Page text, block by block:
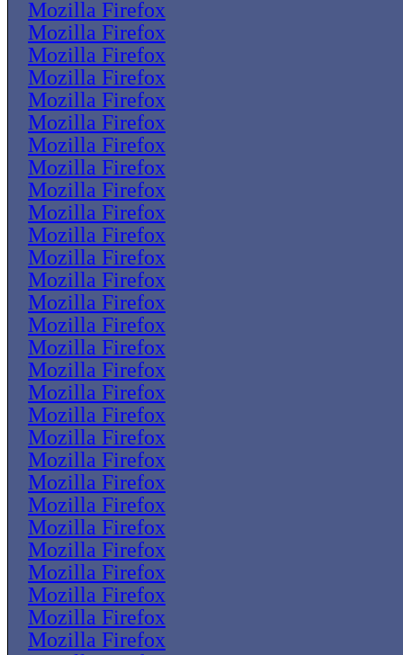
Mozilla Firefox
Mozilla Firefox
Mozilla Firefox
Mozilla Firefox
Mozilla Firefox
Mozilla Firefox
Mozilla Firefox
Mozilla Firefox
Mozilla Firefox
Mozilla Firefox
Mozilla Firefox
Mozilla Firefox
Mozilla Firefox
Mozilla Firefox
Mozilla Firefox
Mozilla Firefox
Mozilla Firefox
Mozilla Firefox
Mozilla Firefox
Mozilla Firefox
Mozilla Firefox
Mozilla Firefox
Mozilla Firefox
Mozilla Firefox
Mozilla Firefox
Mozilla Firefox
Mozilla Firefox
Mozilla Firefox
Mozilla Firefox